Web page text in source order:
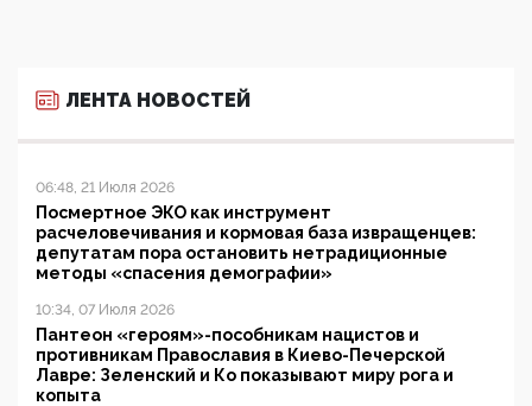
ЛЕНТА НОВОСТЕЙ
06:48, 21 Июля 2026
Посмертное ЭКО как инструмент
расчеловечивания и кормовая база извращенцев:
депутатам пора остановить нетрадиционные
методы «спасения демографии»
10:34, 07 Июля 2026
Пантеон «героям»-пособникам нацистов и
противникам Православия в Киево-Печерской
Лавре: Зеленский и Ко показывают миру рога и
копыта